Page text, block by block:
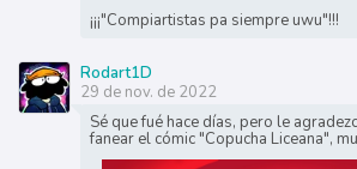
¡¡¡"Compiartistas pa siempre uwu"!!!
Rodart1D
29 de nov. de 2022
Sé que fué hace días, pero le
fanear el cómic "Copucha Liceana",